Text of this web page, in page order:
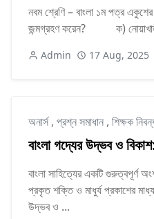
নবম শ্রেণি – বাংলা ১ম পত্র
জন্মগ্রহণ করেন? ক)
Admin 17 Aug, 2025
অনার্স, প্রশ্ন সমাধান , শিক্ষক
বাংলা গদ্যের উদ্ভব ও
বাংলা সাহিত্যের একটি গুরুত্বপূর্ণ
প্রকৃত শক্তি ও মাধুর্য প্রকাশের
উদ্ভব ও ...